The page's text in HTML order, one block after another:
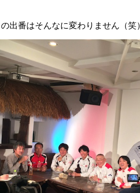
出番はそんなに変わりません（笑